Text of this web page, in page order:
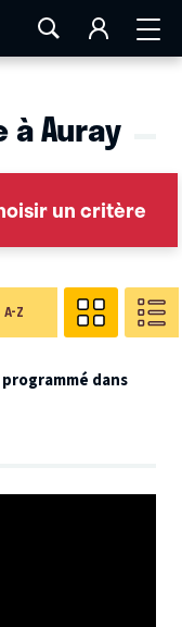
LA ROCHELLE
à Auray
un critère
A-Z
dans